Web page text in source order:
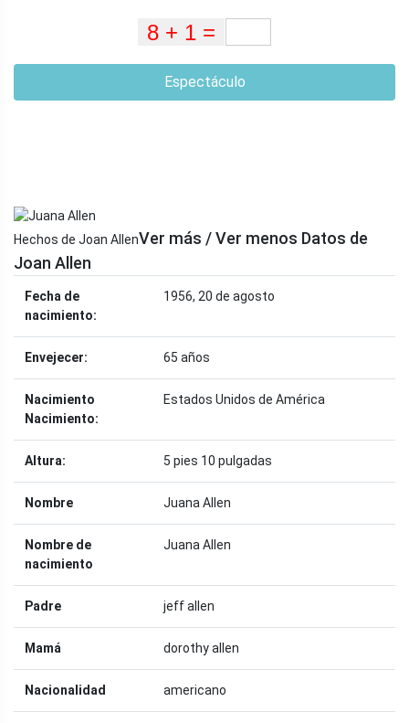
Espectáculo
Hechos de Joan AllenVer más / Ver menos Datos de
Joan Allen
Fecha de
nacimiento:
1956, 20 de agosto
Envejecer: 65 años
Nacimiento
Nacimiento:
Estados Unidos de América
Altura: 5 pies 10 pulgadas
Nombre Juana Allen
Nombre de
nacimiento
Juana Allen
Padre jeff allen
Mamá dorothy allen
Nacionalidad americano